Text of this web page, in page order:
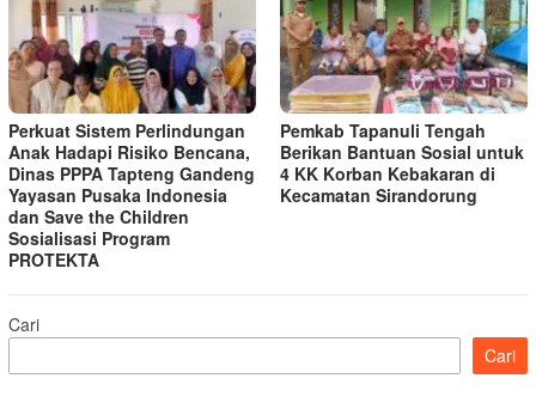
Perkuat Sistem Perlindungan
Anak Hadapi Risiko Bencana,
Dinas PPPA Tapteng Gandeng
Yayasan Pusaka Indonesia
dan Save the Children
Sosialisasi Program
PROTEKTA
Pemkab Tapanuli Tengah
Berikan Bantuan Sosial untuk
4 KK Korban Kebakaran di
Kecamatan Sirandorung
Cari
Cari